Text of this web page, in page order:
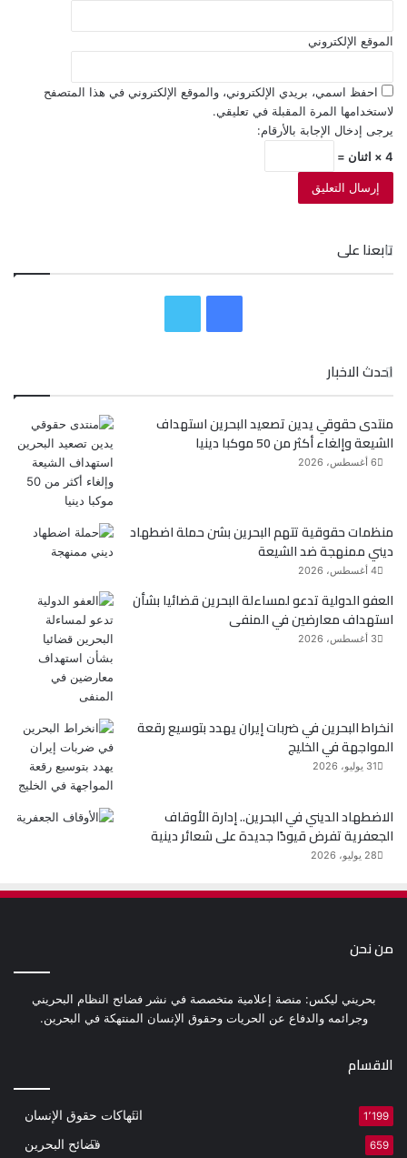
الموقع الإلكتروني
احفظ اسمي، بريدي الإلكتروني، والموقع الإلكتروني في هذا المتصفح
لاستخدامها المرة المقبلة في تعليقي.
يرجى إدخال الإجابة بالأرقام:
4 × اثنان =
تابعنا على
ب
ت
احدث الاخبار
منتدى حقوقي يدين تصعيد البحرين استهداف
الشيعة وإلغاء أكثر من 50 موكبا دينيا
6 أغسطس، 2026
منظمات حقوقية تتهم البحرين بشن حملة اضطهاد
ديني ممنهجة ضد الشيعة
4 أغسطس، 2026
العفو الدولية تدعو لمساءلة البحرين قضائيا بشأن
استهداف معارضين في المنفى
3 أغسطس، 2026
انخراط البحرين في ضربات إيران يهدد بتوسيع رقعة
المواجهة في الخليج
31 يوليو، 2026
الاضطهاد الديني في البحرين.. إدارة الأوقاف
الجعفرية تفرض قيودًا جديدة على شعائر دينية
28 يوليو، 2026
من نحن
بحريني ليكس: منصة إعلامية متخصصة في نشر فضائح النظام البحريني
وجرائمه والدفاع عن الحريات وحقوق الإنسان المنتهكة في البحرين.
الاقسام
انتهاكات حقوق الإنسان 1٬199
فضائح البحرين 659